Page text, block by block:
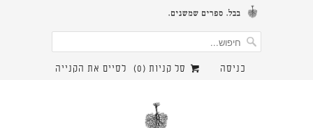
כניסה לסיים את הקנייה סל קניות ( 0
)